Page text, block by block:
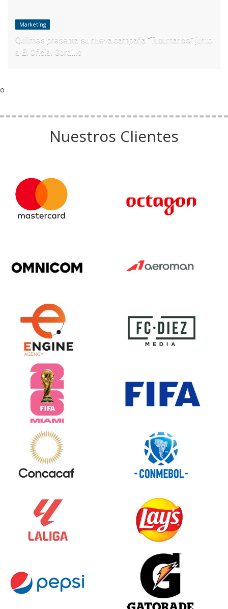
Marketíng
Quilmes presenta su nueva campaña “Tucumanos” junto
a El Oficial Gordillo
o
Nuestros Clientes